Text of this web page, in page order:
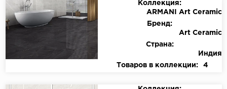
Коллекция:
ARMANI Art Ceramic
Бренд:
Art Ceramic
Страна:
Индия
Товаров в коллекции:
4